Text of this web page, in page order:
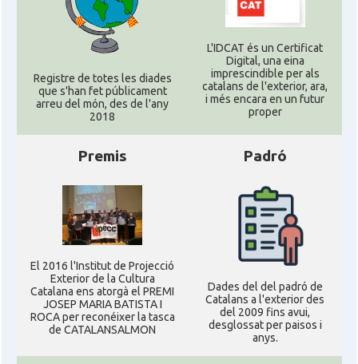
Registre de totes les diades
que s'han fet públicament
arreu del món, des de l'any
2018
L'IDCAT és un Certificat
Digital, una eina
imprescindible per als
catalans de l'exterior, ara,
i més encara en un futur
proper
Premis
El 2016 l'Institut de Projecció
Exterior de la Cultura
Catalana ens atorgà el PREMI
JOSEP MARIA BATISTA I
ROCA per reconéixer la tasca
de CATALANSALMON
Padró
Dades del del padró de
Catalans a l'exterior des
del 2009 fins avui,
desglossat per paisos i
anys.